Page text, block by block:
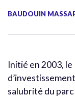
BAUDOUIN
Initié en 2003,
salubrité du